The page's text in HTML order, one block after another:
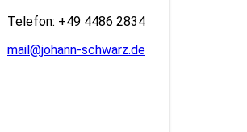
Telefon: +49 4486 2834
mail@johann-schwarz.de